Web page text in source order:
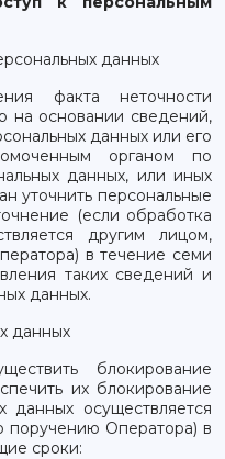
данных
факта неточности
на основании сведений,
данных или его
органом по
данных, или иных
уточнить персональные
(если обработка
другим лицом,
в течение семи
таких сведений и
данных.
данных
блокирование
их блокирование
данных осуществляется
поручению Оператора) в
сроки: